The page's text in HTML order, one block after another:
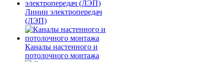
Линии электропередач
(ЛЭП)
Каналы настенного и
потолочного монтажа